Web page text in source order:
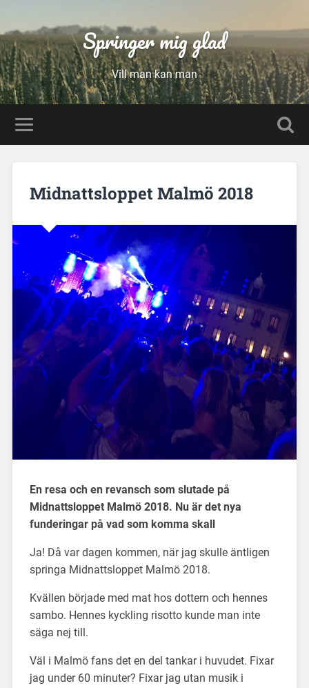
Springer mig glad
Vill man kan man
Midnattsloppet Malmö 2018
En resa och en revansch som slutade på
Midnattsloppet Malmö 2018. Nu är det nya
funderingar på vad som komma skall
Ja! Då var dagen kommen, när jag skulle äntligen
springa Midnattsloppet Malmö 2018.
Kvällen började med mat hos dottern och hennes
sambo. Hennes kyckling risotto kunde man inte
säga nej till.
Väl i Malmö fans det en del tankar i huvudet. Fixar
jag under 60 minuter? Fixar jag utan musik i